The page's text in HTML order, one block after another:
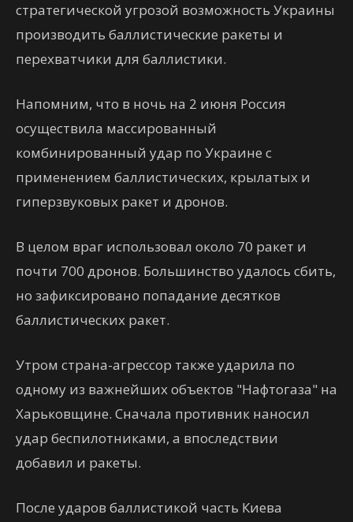
стратегической угрозой возможность Украины
производить баллистические ракеты и
перехватчики для баллистики.
Напомним, что в ночь на 2 июня Россия
осуществила массированный
комбинированный удар по Украине с
применением баллистических, крылатых и
гиперзвуковых ракет и дронов.
В целом враг использовал около 70 ракет и
почти 700 дронов. Большинство удалось сбить,
но зафиксировано попадание десятков
баллистических ракет.
Утром страна-агрессор также ударила по
одному из важнейших объектов "Нафтогаза" на
Харьковщине. Сначала противник наносил
удар беспилотниками, а впоследствии
добавил и ракеты.
После ударов баллистикой часть Киева